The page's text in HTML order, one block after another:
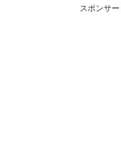
スポンサー